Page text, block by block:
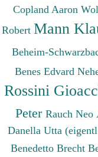
Copland Aaron
Robert Mann
Beheim-
Benes Edvard
Rossini
Peter Rauch Neo
Danella Utta
Benedetto Brecht